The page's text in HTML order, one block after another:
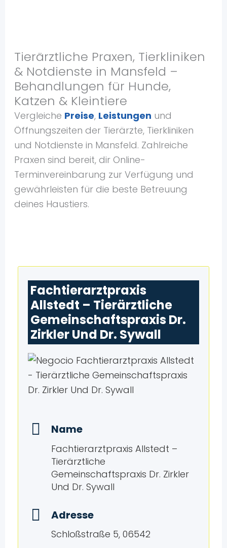
Tierärztliche Praxen, Tierkliniken
& Notdienste in Mansfeld –
Behandlungen für Hunde,
Katzen & Kleintiere
Vergleiche Preise, Leistungen und
Öffnungszeiten der Tierärzte, Tierkliniken
und Notdienste in Mansfeld. Zahlreiche
Praxen sind bereit, dir Online-
Terminvereinbarung zur Verfügung und
gewährleisten für die beste Betreuung
deines Haustiers.
Fachtierarztpraxis
Allstedt – Tierärztliche
Gemeinschaftspraxis Dr.
Zirkler Und Dr. Sywall
Name
Fachtierarztpraxis Allstedt –
Tierärztliche
Gemeinschaftspraxis Dr. Zirkler
Und Dr. Sywall
Adresse
Schloßstraße 5, 06542